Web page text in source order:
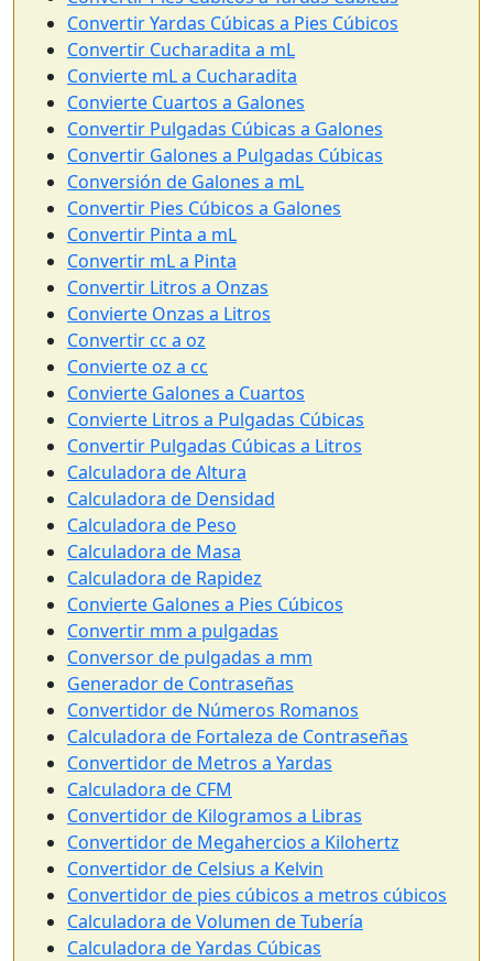
Convertir Yardas Cúbicas a Pies Cúbicos
Convertir Cucharadita a mL
Convierte mL a Cucharadita
Convierte Cuartos a Galones
Convertir Pulgadas Cúbicas a Galones
Convertir Galones a Pulgadas Cúbicas
Conversión de Galones a mL
Convertir Pies Cúbicos a Galones
Convertir Pinta a mL
Convertir mL a Pinta
Convertir Litros a Onzas
Convierte Onzas a Litros
Convertir cc a oz
Convierte oz a cc
Convierte Galones a Cuartos
Convierte Litros a Pulgadas Cúbicas
Convertir Pulgadas Cúbicas a Litros
Calculadora de Altura
Calculadora de Densidad
Calculadora de Peso
Calculadora de Masa
Calculadora de Rapidez
Convierte Galones a Pies Cúbicos
Convertir mm a pulgadas
Conversor de pulgadas a mm
Generador de Contraseñas
Convertidor de Números Romanos
Calculadora de Fortaleza de Contraseñas
Convertidor de Metros a Yardas
Calculadora de CFM
Convertidor de Kilogramos a Libras
Convertidor de Megahercios a Kilohertz
Convertidor de Celsius a Kelvin
Convertidor de pies cúbicos a metros cúbicos
Calculadora de Volumen de Tubería
Calculadora de Yardas Cúbicas